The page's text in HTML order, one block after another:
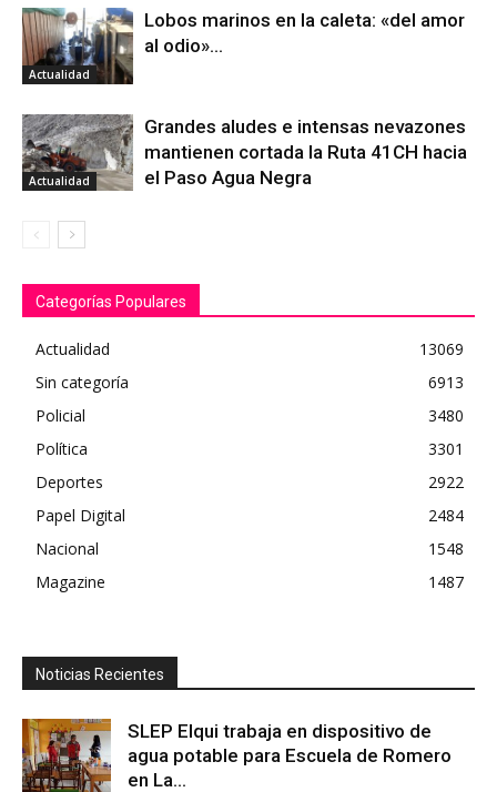
Actualidad
Lobos marinos en la caleta: «del amor
al odio»…
Actualidad
Grandes aludes e intensas nevazones
mantienen cortada la Ruta 41CH hacia
el Paso Agua Negra
Categorías Populares
Actualidad
13069
Sin categoría
6913
Policial
3480
Política
3301
Deportes
2922
Papel Digital
2484
Nacional
1548
Magazine
1487
Noticias Recientes
SLEP Elqui trabaja en dispositivo de
agua potable para Escuela de Romero
en La...